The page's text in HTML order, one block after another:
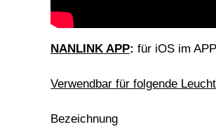
NANLINK APP: für iOS im
Verwendbar für folgende
Bezeichnung